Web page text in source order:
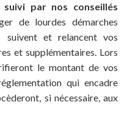
par nos conseillés
de lourdes démarches
suivent et relancent vos
et supplémentaires. Lors
le montant de vos
qui encadre
si nécessaire, aux